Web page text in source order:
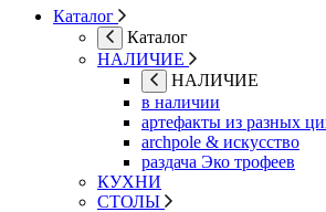
Каталог
Каталог
НАЛИЧИЕ
НАЛИЧИЕ
в наличии
артефакты из разных
archpole & искусство
раздача Эко трофеев
КУХНИ
СТОЛЫ